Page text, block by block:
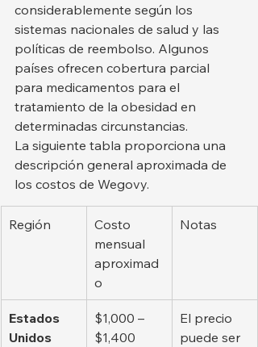
considerablemente según los
sistemas nacionales de salud y las
políticas de reembolso. Algunos
países ofrecen cobertura parcial
para medicamentos para el
tratamiento de la obesidad en
determinadas circunstancias.
La siguiente tabla proporciona una
descripción general aproximada de
los costos de Wegovy.
Región
Costo
mensual
aproximad
o
Notas
Estados
Unidos
$1,000 –
$1,400
El precio
puede ser